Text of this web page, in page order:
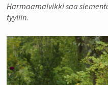
Harmaamalvikki saa
tyyliin.